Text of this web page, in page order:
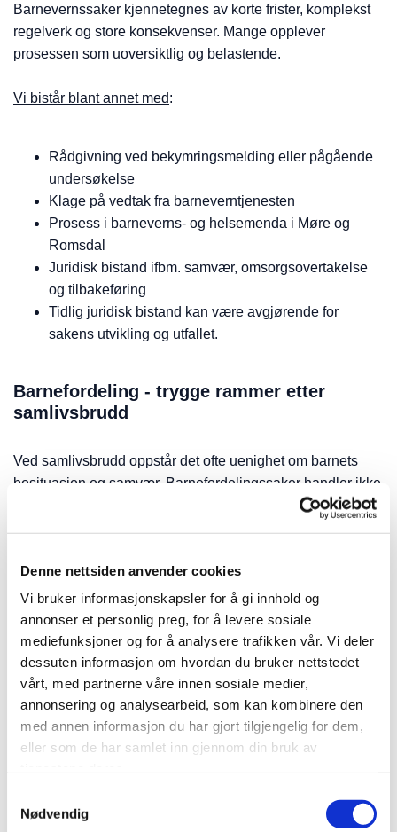
Denne nettsiden anvender cookies
Vi bruker informasjonskapsler for å gi innhold og
annonser et personlig preg, for å levere sosiale
mediefunksjoner og for å analysere trafikken vår. Vi deler
dessuten informasjon om hvordan du bruker nettstedet
vårt, med partnerne våre innen sosiale medier,
annonsering og analysearbeid, som kan kombinere den
med annen informasjon du har gjort tilgjengelig for dem,
eller som de har samlet inn gjennom din bruk av
Nødvendig
Barnevernssaker kjennetegnes av korte frister, komplekst
regelverk og store konsekvenser. Mange opplever
prosessen som uoversiktlig og belastende.
Vi bistår blant annet med:
Rådgivning ved bekymringsmelding eller pågående
undersøkelse
Klage på vedtak fra barneverntjenesten
Prosess i barneverns- og helsemenda i Møre og
Romsdal
Juridisk bistand ifbm. samvær, omsorgsovertakelse
og tilbakeføring
Tidlig juridisk bistand kan være avgjørende for
sakens utvikling og utfallet.
Barnefordeling - trygge rammer etter
samlivsbrudd
Ved samlivsbrudd oppstår det ofte uenighet om barnets
bosituasjon og samvær. Barnefordelingssaker handler ikke
bare om rettigheter, men om løsninger som fungerer i
Vi bistår i saker som gjelder:
Fast bosted
Samværsordninger
Foreldreansvar
Midlertidige avtaler og rettslige avgjørelser
Målet er tydelige og bærekraftige løsninger, med barnets
beste som styrende prinsipp.
Lokal juridisk bistand - kort vei til riktig